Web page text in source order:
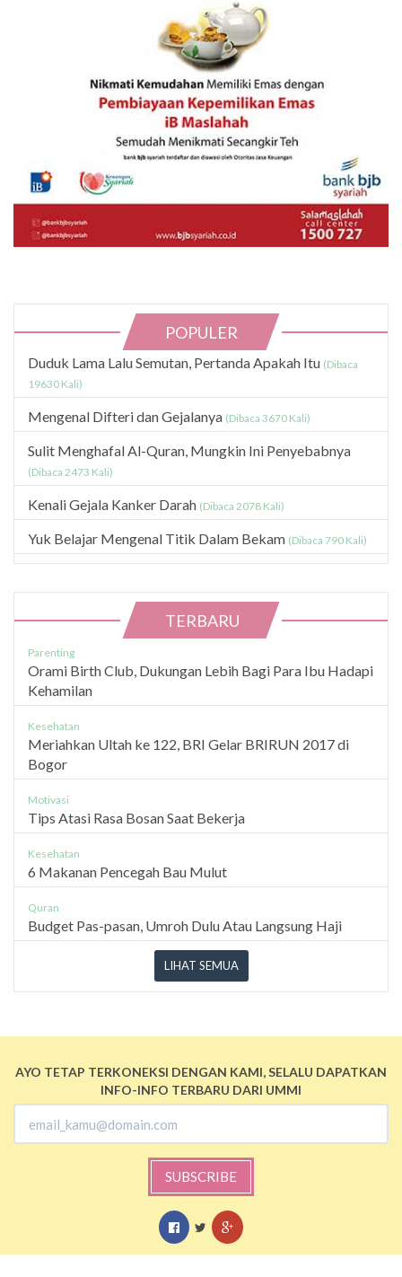
POPULER
Duduk Lama Lalu Semutan, Pertanda Apakah Itu (Dibaca
19630 Kali)
Mengenal Difteri dan Gejalanya (Dibaca 3670 Kali)
Sulit Menghafal Al-Quran, Mungkin Ini Penyebabnya
(Dibaca 2473 Kali)
Kenali Gejala Kanker Darah (Dibaca 2078 Kali)
Yuk Belajar Mengenal Titik Dalam Bekam (Dibaca 790 Kali)
TERBARU
Parenting
Orami Birth Club, Dukungan Lebih Bagi Para Ibu Hadapi
Kehamilan
Kesehatan
Meriahkan Ultah ke 122, BRI Gelar BRIRUN 2017 di
Bogor
Motivasi
Tips Atasi Rasa Bosan Saat Bekerja
Kesehatan
6 Makanan Pencegah Bau Mulut
Quran
Budget Pas-pasan, Umroh Dulu Atau Langsung Haji
LIHAT SEMUA
AYO TETAP TERKONEKSI DENGAN KAMI, SELALU DAPATKAN
INFO-INFO TERBARU DARI UMMI
SUBSCRIBE